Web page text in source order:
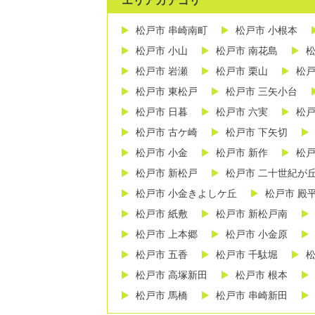
松戸市 串崎南町
松戸市 小根本
松戸市 小山
松戸市 南花島
松戸市 岩瀬
松戸市 栗山
松
松戸市 東松戸
松戸市 三矢小台
松戸市 日暮
松戸市 六実
松
松戸市 古ケ崎
松戸市 下矢切
松戸市 小金
松戸市 新作
松
松戸市 新松戸
松戸市 二十世紀が
松戸市 小金きよしケ丘
松戸市 殿
松戸市 紙敷
松戸市 新松戸南
松戸市 上本郷
松戸市 小金原
松戸市 五香
松戸市 千駄堀
松戸市 高塚新田
松戸市 根本
松戸市 馬橋
松戸市 串崎新田